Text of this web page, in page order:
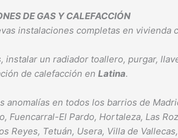
DE GAS Y CALEFACCIÓN
instalaciones completas en
un radiador toallero, purgar,
de calefacción en Latina.
anomalías en todos los barrios de
Fuencarral-El Pardo, Hortaleza, Las
Reyes, Tetuán, Usera, Villa de